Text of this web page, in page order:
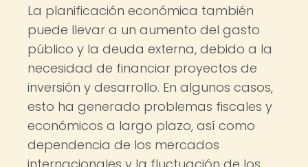
La planificación económica también
puede llevar a un aumento del gasto
público y la deuda externa, debido a la
necesidad de financiar proyectos de
inversión y desarrollo. En algunos casos,
esto ha generado problemas fiscales y
económicos a largo plazo, así como
dependencia de los mercados